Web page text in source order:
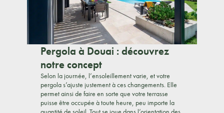
Pergola à Douai : découvrez
notre concept
Selon la journée, l’ensoleillement varie, et votre
pergola s’ajuste justement à ces changements. Elle
permet ainsi de faire en sorte que votre terrasse
puisse être occupée à toute heure, peu importe la